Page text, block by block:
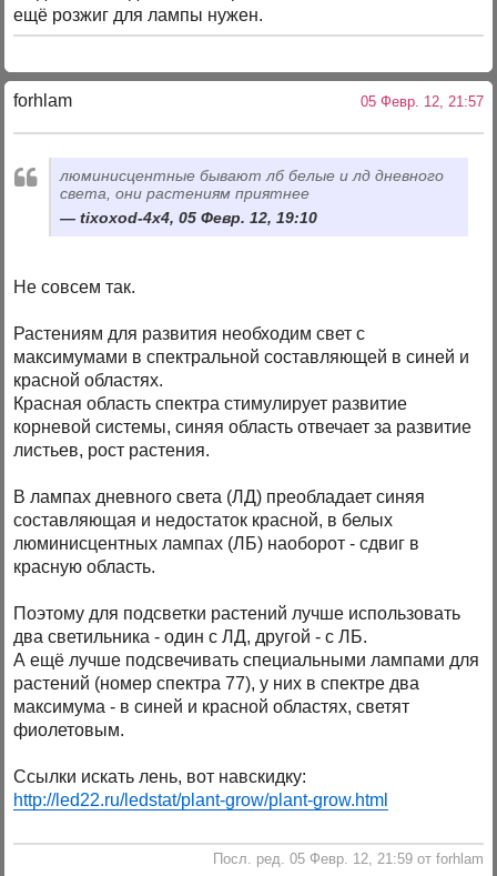
ещё розжиг для лампы нужен.
forhlam 05 Февр. 12, 21:57
люминисцентные бывают лб белые и лд дневного
света, они растениям приятнее
tixoxod-4x4, 05 Февр. 12, 19:10
Не совсем так.
Растениям для развития необходим свет с
максимумами в спектральной составляющей в синей и
красной областях.
Красная область спектра стимулирует развитие
корневой системы, синяя область отвечает за развитие
листьев, рост растения.
В лампах дневного света (ЛД) преобладает синяя
составляющая и недостаток красной, в белых
люминисцентных лампах (ЛБ) наоборот - сдвиг в
красную область.
Поэтому для подсветки растений лучше использовать
два светильника - один с ЛД, другой - с ЛБ.
А ещё лучше подсвечивать специальными лампами для
растений (номер спектра 77), у них в спектре два
максимума - в синей и красной областях, светят
фиолетовым.
Ссылки искать лень, вот навскидку:
http://led22.ru/ledstat/plant-grow/plant-grow.html
Посл. ред. 05 Февр. 12, 21:59 от forhlam